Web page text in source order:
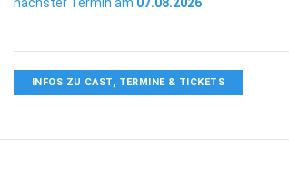
nächster Termin am 07.08.2026
INFOS ZU CAST, TERMINE & TICKETS